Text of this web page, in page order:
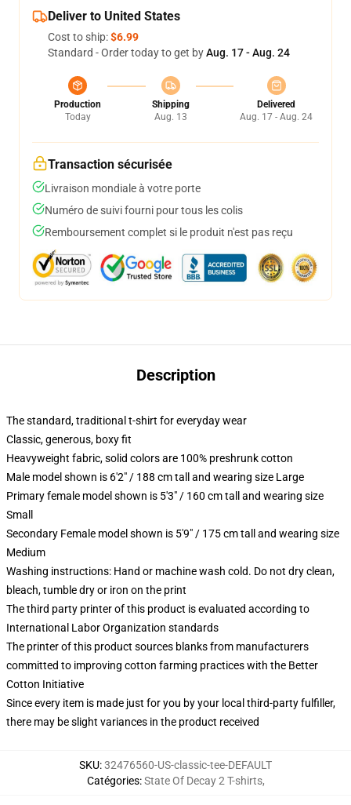
Deliver to United States
Cost to ship:$6.99
Standard - Order today to get byAug. 17 - Aug. 24
Production
Today
Shipping
Aug. 13
Delivered
Aug. 17 - Aug. 24
Transaction sécurisée
Livraison mondiale à votre porte
Numéro de suivi fourni pour tous les colis
Remboursement complet si le produit n'est pas reçu
Description
The standard, traditional t-shirt for everyday wear
Classic, generous, boxy fit
Heavyweight fabric, solid colors are 100% preshrunk cotton
Male model shown is 6'2" / 188 cm tall and wearing size Large
Primary female model shown is 5'3" / 160 cm tall and wearing size
Small
Secondary Female model shown is 5'9" / 175 cm tall and wearing size
Medium
Washing instructions: Hand or machine wash cold. Do not dry clean,
bleach, tumble dry or iron on the print
The third party printer of this product is evaluated according to
International Labor Organization standards
The printer of this product sources blanks from manufacturers
committed to improving cotton farming practices with the Better
Cotton Initiative
Since every item is made just for you by your local third-party fulfiller,
there may be slight variances in the product received
SKU:32476560-US-classic-tee-DEFAULT
Catégories:State Of Decay 2 T-shirts,